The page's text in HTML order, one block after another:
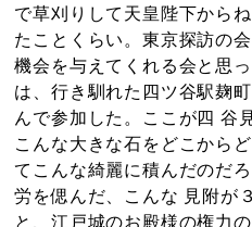
で草刈りして天皇陛下から
たことくらい。東京探訪の
機会を与えてくれる会と思
は、行き馴れた四ツ谷駅麹
んで参加した。ここが四 谷
こんな大きな石をどこから
てこんな綺麗に積んだのだ
労を偲んだ、こんな 見附が
と、江戸城のお殿様の権力